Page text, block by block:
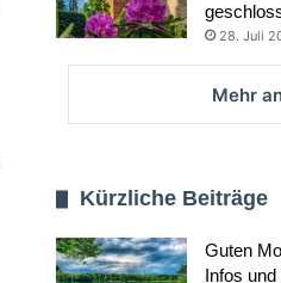
28. Juli
Mehr
Kürzliche Beiträge
Guten
Infos